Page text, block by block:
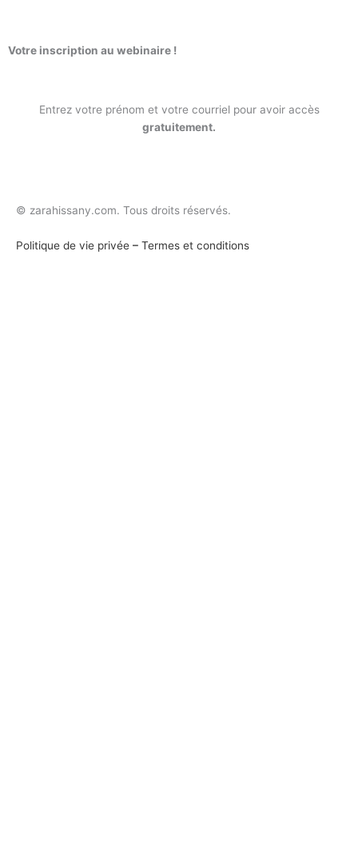
contenu
Votre inscription au webinaire !
Entrez votre prénom et votre courriel pour avoir accès
gratuitement.
© zarahissany.com. Tous droits réservés.
Politique de vie privée – Termes et conditions